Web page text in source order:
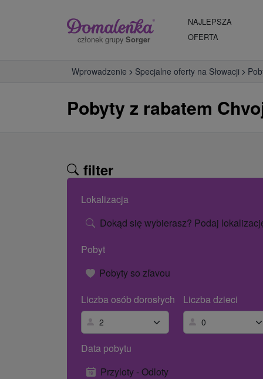
członek grupy Sorger
NAJLEPSZA
OFERTA
Wprowadzenie Specjalne oferty na Słowacji
Pobyty z rabatem
filter
Lokalizacja
Dokąd się wybierasz? Podaj
Pobyt
Pobyty so zľavou
Liczba osób dorosłych
Liczba dzieci
Data pobytu
Przyloty - Odloty